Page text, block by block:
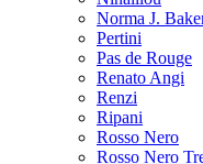
Norma J.
Pertini
Pas de Rouge
Renato Angi
Renzi
Ripani
Rosso Nero
Rosso Nero